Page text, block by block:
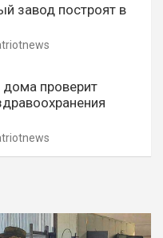
завод построят в
проверит